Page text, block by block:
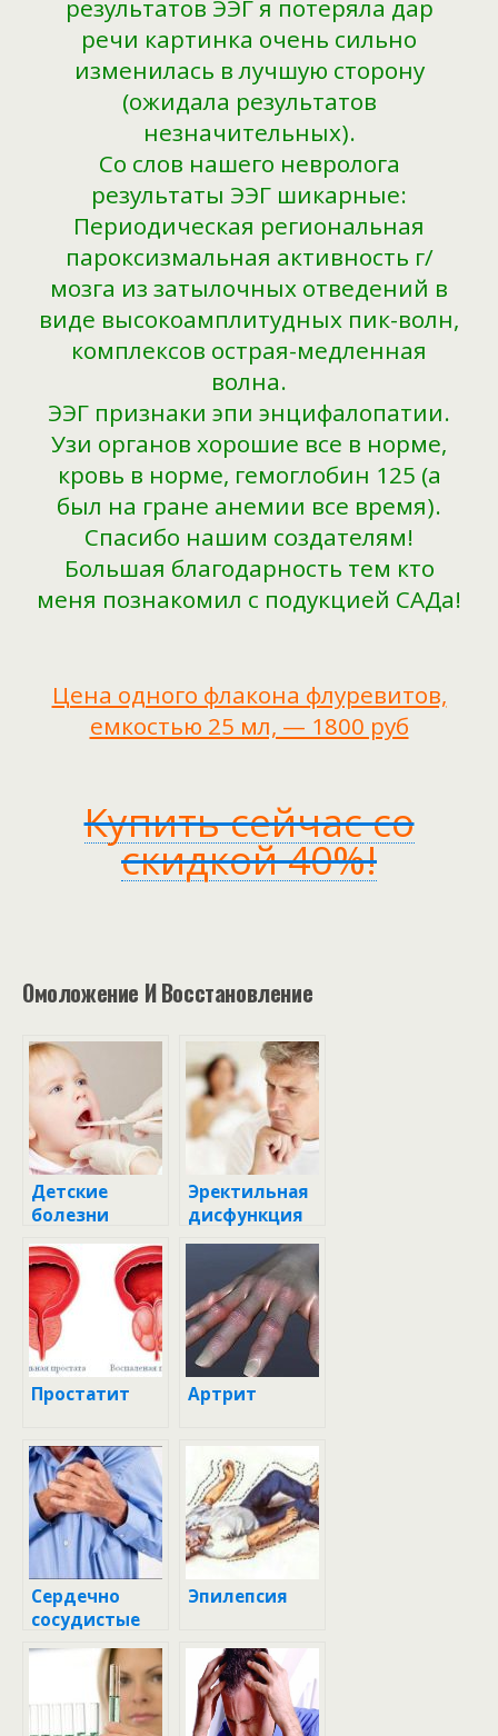
результатов ЭЭГ я потеряла дар
речи картинка очень сильно
изменилась в лучшую сторону
(ожидала результатов
незначительных).
Со слов нашего невролога
результаты ЭЭГ шикарные:
Периодическая региональная
пароксизмальная активность г/
мозга из затылочных отведений в
виде высокоамплитудных пик-волн,
комплексов острая-медленная
волна.
ЭЭГ признаки эпи энцифалопатии.
Узи органов хорошие все в норме,
кровь в норме, гемоглобин 125 (а
был на гране анемии все время).
Спасибо нашим создателям!
Большая благодарность тем кто
меня познакомил с подукцией САДа!
Цена одного флакона флуревитов,
емкостью 25 мл, — 1800 руб
Купить сейчас со
скидкой 40%!
Омоложение И Восстановление
Детские
болезни
Эректильная
дисфункция
Простатит Артрит
Сердечно
сосудистые
заболевания
Эпилепсия